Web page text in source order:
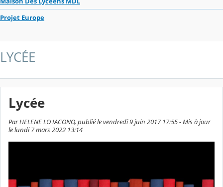
Projet Europe
LYCÉE
Lycée
Par HELENE LO IACONO, publié le vendredi 9 juin 2017 17:55 - Mis à jour
le lundi 7 mars 2022 13:14